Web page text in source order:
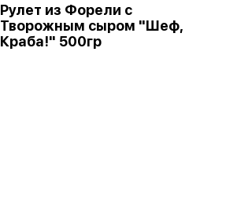
Рулет из Форели с
Творожным сыром "Шеф,
Краба!" 500гр